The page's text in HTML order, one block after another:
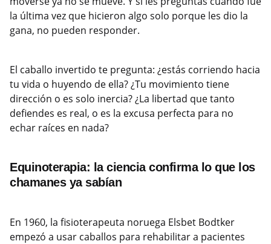
la última vez que hicieron algo solo porque les dio la
gana, no pueden responder.
El caballo invertido te pregunta: ¿estás corriendo hacia
tu vida o huyendo de ella? ¿Tu movimiento tiene
dirección o es solo inercia? ¿La libertad que tanto
defiendes es real, o es la excusa perfecta para no
echar raíces en nada?
Equinoterapia: la ciencia confirma lo que los
chamanes ya sabían
En 1960, la fisioterapeuta noruega Elsbet Bodtker
empezó a usar caballos para rehabilitar a pacientes